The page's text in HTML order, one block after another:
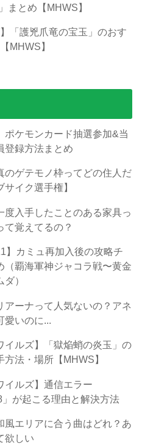
まとめ【MHWS】
「護兇爪竜の宝玉」のおす
MHWS】
ポケモンカード抽選参加&当
登録方法まとめ
のゲテモノ枠ってどの住人だ
サイク選手権】
度入手したことのある家具っ
て覚えてるの？
】カミュ再加入後の攻略チ
（覇海軍神ジャコラ戦〜黄金
）
アーナって人気ないの？アネ
愛いのに...
イルズ】「獄焔蛸の炎玉」の
方法・場所【MHWS】
イルズ】通信エラー
」が起こる理由と解決方法
風エリアに合う曲はどれ？あ
欲しい